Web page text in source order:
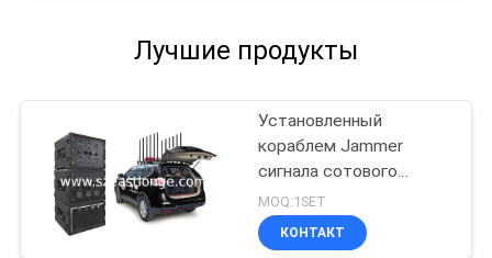
Лучшие продукты
Установленный
кораблем Jammer
сигнала сотового
телефона
дистанционного
управления GSM 3G 4G
MOQ:1SET
КОНТАКТ